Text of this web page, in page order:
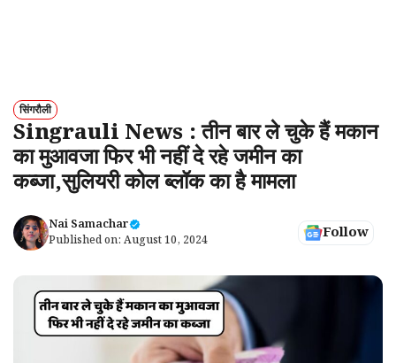
सिंगरौली
Singrauli News : तीन बार ले चुके हैं मकान
का मुआवजा फिर भी नहीं दे रहे जमीन का
कब्जा,सुलियरी कोल ब्लॉक का है मामला
Nai Samachar
Published on: August 10, 2024 Follow